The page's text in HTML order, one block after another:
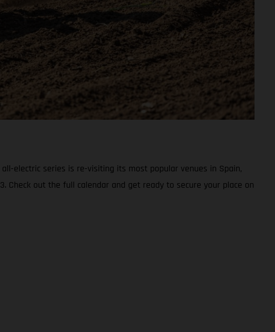
electric series is re-visiting its most popular venues in Spain,
Check out the full calendar and get ready to secure your place on